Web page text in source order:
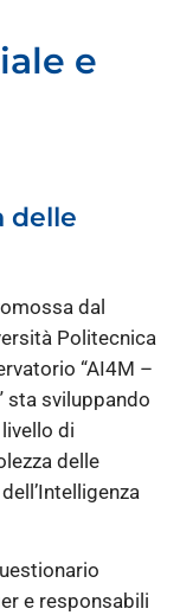
e
delle
dal
Politecnica
“AI4M –
sta sviluppando
di
delle
e responsabili